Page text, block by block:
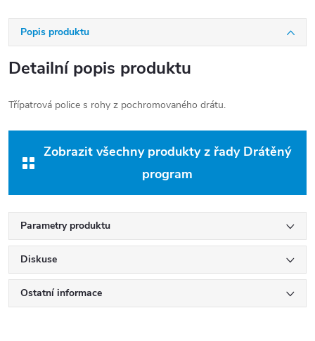
Popis produktu
Detailní popis produktu
Třípatrová police s rohy z pochromovaného drátu.
Zobrazit všechny produkty z řady Drátěný
program
Parametry produktu
Diskuse
Ostatní informace